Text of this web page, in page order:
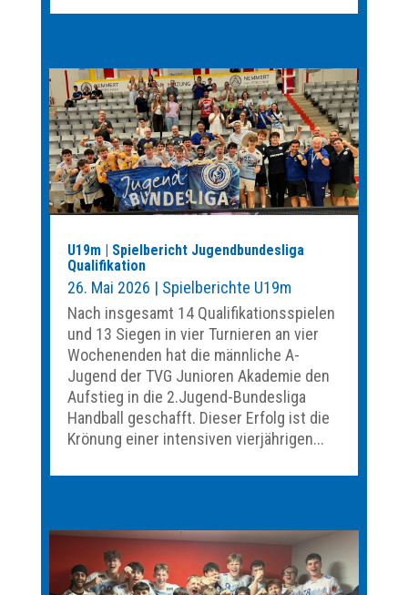
U19m | Spielbericht Jugendbundesliga
Qualifikation
26. Mai 2026 | Spielberichte U19m
Nach insgesamt 14 Qualifikationsspielen
und 13 Siegen in vier Turnieren an vier
Wochenenden hat die männliche A-
Jugend der TVG Junioren Akademie den
Aufstieg in die 2.Jugend-Bundesliga
Handball geschafft. Dieser Erfolg ist die
Krönung einer intensiven vierjährigen...